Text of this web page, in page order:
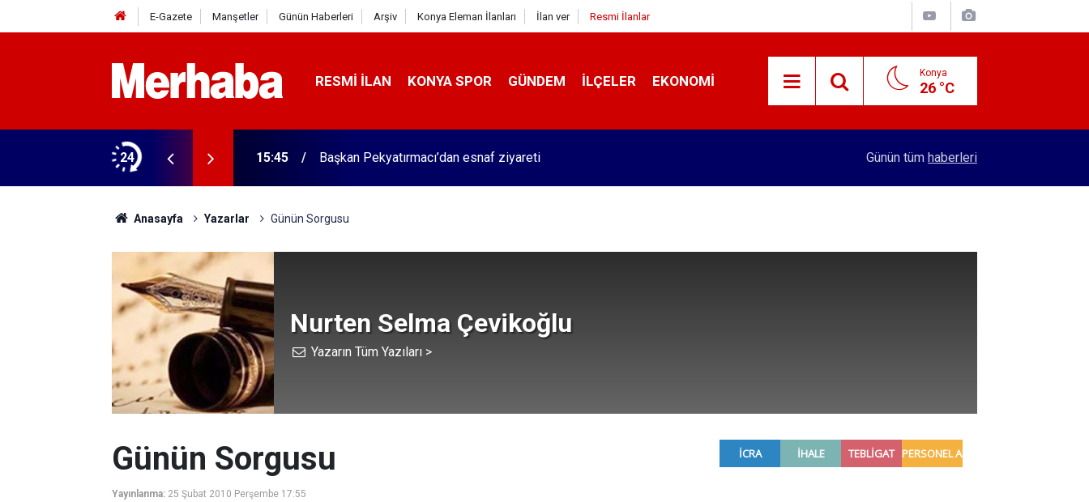
E-Gazete Manşetler Günün Haberleri Arşiv Konya Eleman İlanları İlan ver Resmi İlanlar
RESMI İLAN KONYA SPOR GÜNDEM İLÇELER EKONOMI Konya
26 °C
24
Kampüsü'ne ziyaret 15:45 Başkan Pekyatırmacı’dan esnaf ziyareti Konyalı patron 70 bin TL maaşla personel
Günün tüm haberleri
Anasayfa Yazarlar Günün Sorgusu
Nurten Selma Çevikoğlu
Yazarın Tüm Yazıları >
Günün Sorgusu
Yayınlanma: 25 Şubat 2010 Perşembe 17:55